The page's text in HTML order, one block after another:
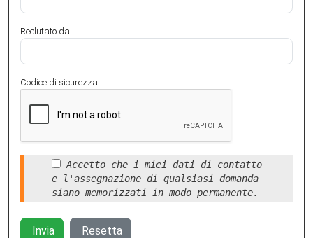
Reclutato da:
Codice di sicurezza:
Accetto che i miei dati di contatto
e l'assegnazione di qualsiasi domanda
siano memorizzati in modo permanente.